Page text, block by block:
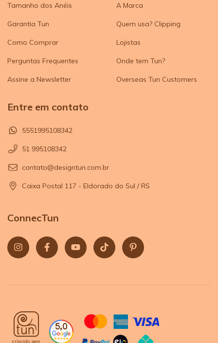
Tamanho dos Anéis
Garantia Tun
Como Comprar
Perguntas Frequentes
Assine a Newsletter
A Marca
Quem usa? Clipping
Lojistas
Onde tem Tun?
Overseas Tun Customers
Entre em contato
5551995108342
51 995108342
contato@designtun.com.br
Caixa Postal 117 - Eldorado do Sul / RS
ConnecTun
criando sem